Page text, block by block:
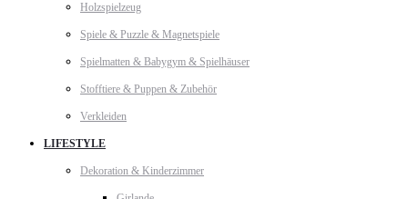
Holzspielzeug
Spiele & Puzzle & Magnetspiele
Spielmatten & Babygym & Spielhäuser
Stofftiere & Puppen & Zubehör
Verkleiden
LIFESTYLE
Dekoration & Kinderzimmer